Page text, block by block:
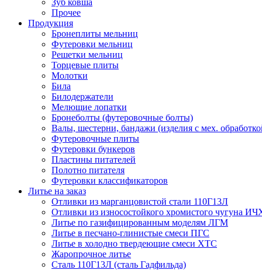
Зуб ковша
Прочее
Продукция
Бронеплиты мельниц
Футеровки мельниц
Решетки мельниц
Торцевые плиты
Молотки
Била
Билодержатели
Мелющие лопатки
Бронеболты (футеровочные болты)
Валы, шестерни, бандажи (изделия с мех.
Футеровочные плиты
Футеровки бункеров
Пластины питателей
Полотно питателя
Футеровки классификаторов
Литье на заказ
Отливки из марганцовистой стали 110Г13Л
Отливки из износостойкого хромистого чугуна
Литье по газифицированным моделям ЛГМ
Литье в песчано-глинистые смеси ПГС
Литье в холодно твердеющие смеси ХТС
Жаропрочное литье
Сталь 110Г13Л (сталь Гадфильда)